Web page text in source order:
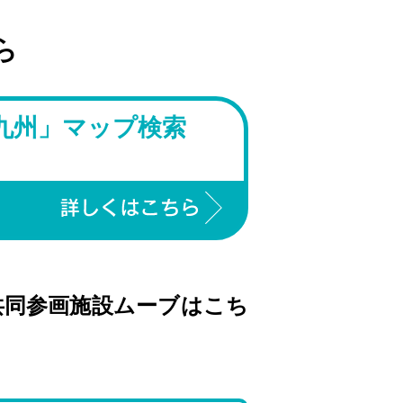
州」マップ検索
参画施設ムーブはこち